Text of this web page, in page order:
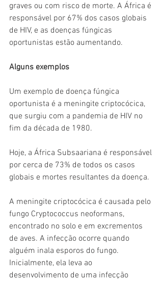
graves ou com risco de morte. A África é
responsável por 67% dos casos globais
de HIV, e as doenças fúngicas
oportunistas estão aumentando.
Alguns exemplos
Um exemplo de doença fúngica
oportunista é a meningite criptocócica,
que surgiu com a pandemia de HIV no
fim da década de 1980.
Hoje, a África Subsaariana é responsável
por cerca de 73% de todos os casos
globais e mortes resultantes da doença.
A meningite criptocócica é causada pelo
fungo Cryptococcus neoformans,
encontrado no solo e em excrementos
de aves. A infecção ocorre quando
alguém inala esporos do fungo.
Inicialmente, ela leva ao
desenvolvimento de uma infecção